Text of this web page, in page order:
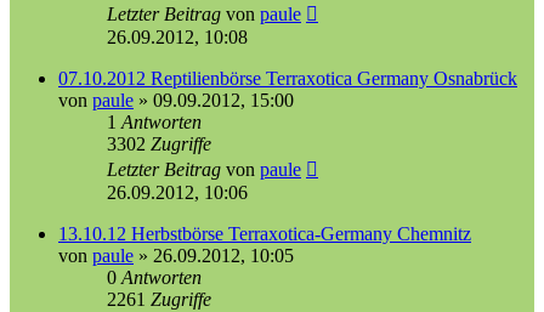
Letzter Beitrag von paule
26.09.2012, 10:08
07.10.2012 Reptilienbörse Terraxotica Germany Osnabrück
von paule » 09.09.2012, 15:00
1 Antworten
3302 Zugriffe
Letzter Beitrag von paule
26.09.2012, 10:06
13.10.12 Herbstbörse Terraxotica-Germany Chemnitz
von paule » 26.09.2012, 10:05
0 Antworten
2261 Zugriffe